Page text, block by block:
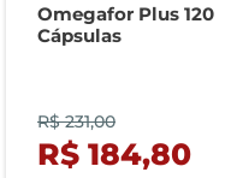
Omegafor Plus 120
Cápsulas
R$ 231,00
R$ 184,80